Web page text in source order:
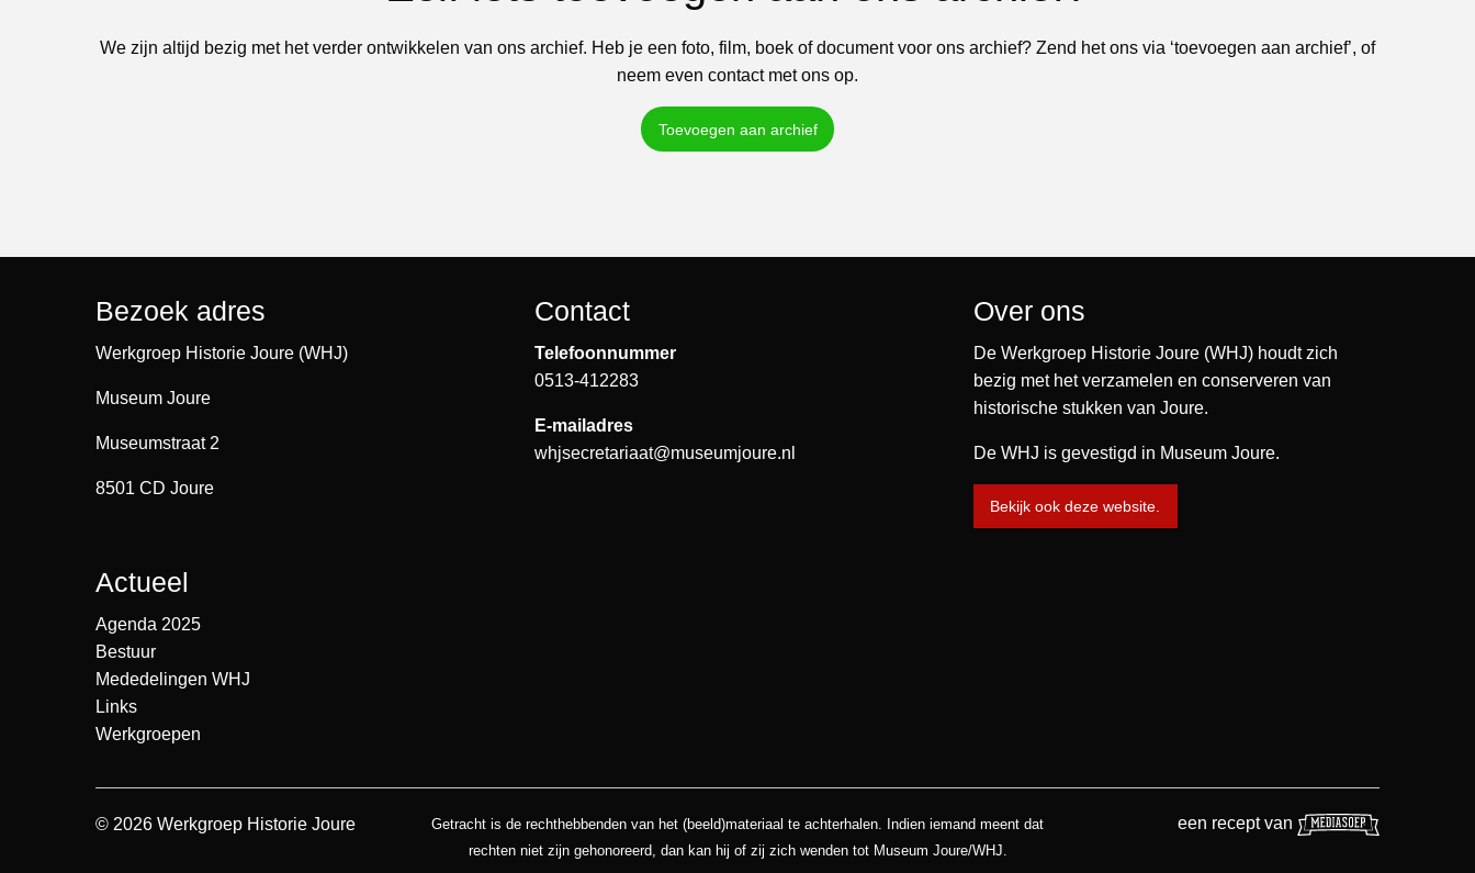
We zijn altijd bezig met het verder ontwikkelen van ons archief. Heb je een foto, film, boek of document voor ons archief? Zend het ons via ‘toevoegen aan archief’, of
neem even contact met ons op.
Toevoegen aan archief
Bezoek adres
Werkgroep Historie Joure (WHJ)
Museum Joure
Museumstraat 2
8501 CD Joure
Contact
Telefoonnummer
0513-412283
E-mailadres
whjsecretariaat@museumjoure.nl
Over ons
De Werkgroep Historie Joure (WHJ) houdt zich
bezig met het verzamelen en conserveren van
historische stukken van Joure.
De WHJ is gevestigd in Museum Joure.
Bekijk ook deze website.
Actueel
Agenda 2025
Bestuur
Mededelingen WHJ
Links
Werkgroepen
© 2026 Werkgroep Historie Joure
Getracht is de rechthebbenden van het (beeld)materiaal te achterhalen. Indien iemand meent dat
rechten niet zijn gehonoreerd, dan kan hij of zij zich wenden tot Museum Joure/WHJ.
een recept van